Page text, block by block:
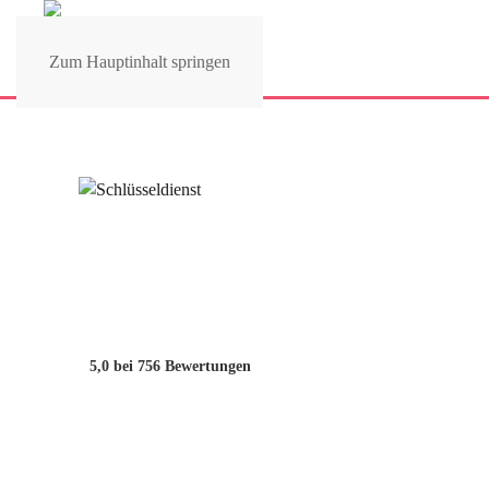
Zum Hauptinhalt springen
5,0 bei 756 Bewertungen